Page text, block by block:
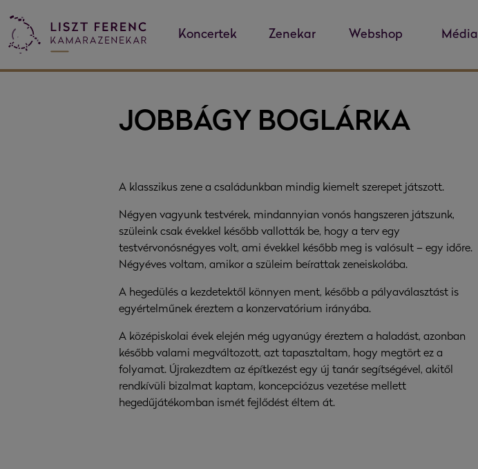
Koncertek Zenekar Webshop Média
JOBBÁGY BOGLÁRKA
A klasszikus zene a családunkban mindig kiemelt szerepet játszott.
Négyen vagyunk testvérek, mindannyian vonós hangszeren játszunk,
szüleink csak évekkel később vallották be, hogy a terv egy
testvérvonósnégyes volt, ami évekkel később meg is valósult – egy időre.
Négyéves voltam, amikor a szüleim beírattak zeneiskolába.
A hegedülés a kezdetektől könnyen ment, később a pályaválasztást is
egyértelműnek éreztem a konzervatórium irányába.
A középiskolai évek elején még ugyanúgy éreztem a haladást, azonban
később valami megváltozott, azt tapasztaltam, hogy megtört ez a
folyamat. Újrakezdtem az építkezést egy új tanár segítségével, akitől
rendkívüli bizalmat kaptam, koncepciózus vezetése mellett
hegedűjátékomban ismét fejlődést éltem át.